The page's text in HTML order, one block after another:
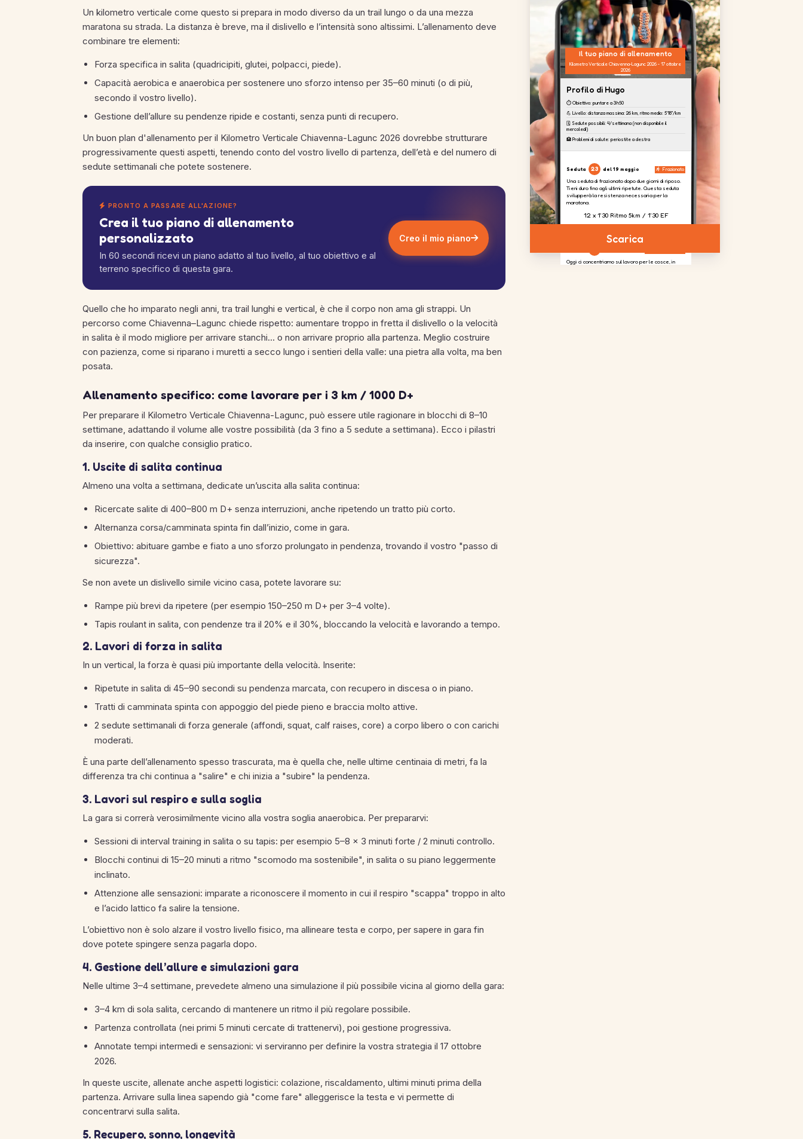
Un kilometro verticale come questo si prepara in modo diverso da un trail lungo o da una mezza
maratona su strada. La distanza è breve, ma il dislivello e l’intensità sono altissimi. L’allenamento deve
combinare tre elementi:
Forza specifica in salita (quadricipiti, glutei, polpacci, piede).
Capacità aerobica e anaerobica per sostenere uno sforzo intenso per 35–60 minuti (o di più,
secondo il vostro livello).
Gestione dell’allure su pendenze ripide e costanti, senza punti di recupero.
Un buon plan d'allenamento per il Kilometro Verticale Chiavenna-Lagunc 2026 dovrebbe strutturare
progressivamente questi aspetti, tenendo conto del vostro livello di partenza, dell’età e del numero di
sedute settimanali che potete sostenere.
PRONTO A PASSARE ALL'AZIONE?
Crea il tuo piano di allenamento
personalizzato
In 60 secondi ricevi un piano adatto al tuo livello, al tuo obiettivo e al
terreno specifico di questa gara.
Creo il mio piano
Quello che ho imparato negli anni, tra trail lunghi e vertical, è che il corpo non ama gli strappi. Un
percorso come Chiavenna–Lagunc chiede rispetto: aumentare troppo in fretta il dislivello o la velocità
in salita è il modo migliore per arrivare stanchi… o non arrivare proprio alla partenza. Meglio costruire
con pazienza, come si riparano i muretti a secco lungo i sentieri della valle: una pietra alla volta, ma ben
posata.
Allenamento specifico: come lavorare per i 3 km / 1000 D+
Per preparare il Kilometro Verticale Chiavenna-Lagunc, può essere utile ragionare in blocchi di 8–10
settimane, adattando il volume alle vostre possibilità (da 3 fino a 5 sedute a settimana). Ecco i pilastri
da inserire, con qualche consiglio pratico.
1. Uscite di salita continua
Almeno una volta a settimana, dedicate un’uscita alla salita continua:
Ricercate salite di 400–800 m D+ senza interruzioni, anche ripetendo un tratto più corto.
Alternanza corsa/camminata spinta fin dall’inizio, come in gara.
Obiettivo: abituare gambe e fiato a uno sforzo prolungato in pendenza, trovando il vostro "passo di
sicurezza".
Se non avete un dislivello simile vicino casa, potete lavorare su:
Rampe più brevi da ripetere (per esempio 150–250 m D+ per 3–4 volte).
Tapis roulant in salita, con pendenze tra il 20% e il 30%, bloccando la velocità e lavorando a tempo.
2. Lavori di forza in salita
In un vertical, la forza è quasi più importante della velocità. Inserite:
Ripetute in salita di 45–90 secondi su pendenza marcata, con recupero in discesa o in piano.
Tratti di camminata spinta con appoggio del piede pieno e braccia molto attive.
2 sedute settimanali di forza generale (affondi, squat, calf raises, core) a corpo libero o con carichi
moderati.
È una parte dell’allenamento spesso trascurata, ma è quella che, nelle ultime centinaia di metri, fa la
differenza tra chi continua a "salire" e chi inizia a "subire" la pendenza.
3. Lavori sul respiro e sulla soglia
La gara si correrà verosimilmente vicino alla vostra soglia anaerobica. Per prepararvi:
Sessioni di interval training in salita o su tapis: per esempio 5–8 × 3 minuti forte / 2 minuti controllo.
Blocchi continui di 15–20 minuti a ritmo "scomodo ma sostenibile", in salita o su piano leggermente
inclinato.
Attenzione alle sensazioni: imparate a riconoscere il momento in cui il respiro "scappa" troppo in alto
e l’acido lattico fa salire la tensione.
L’obiettivo non è solo alzare il vostro livello fisico, ma allineare testa e corpo, per sapere in gara fin
dove potete spingere senza pagarla dopo.
4. Gestione dell’allure e simulazioni gara
Nelle ultime 3–4 settimane, prevedete almeno una simulazione il più possibile vicina al giorno della gara:
3–4 km di sola salita, cercando di mantenere un ritmo il più regolare possibile.
Partenza controllata (nei primi 5 minuti cercate di trattenervi), poi gestione progressiva.
Annotate tempi intermedi e sensazioni: vi serviranno per definire la vostra strategia il 17 ottobre
2026.
In queste uscite, allenate anche aspetti logistici: colazione, riscaldamento, ultimi minuti prima della
partenza. Arrivare sulla linea sapendo già "come fare" alleggerisce la testa e vi permette di
concentrarvi sulla salita.
5. Recupero, sonno, longevità
Il tuo piano di allenamento
Kilometro Verticale Chiavenna-Lagunc 2026 - 17 ottobre
2026
Profilo di Hugo
⏱️ Obiettivo: puntare a 3h50
💪 Livello: distanza massima: 26 km, ritmo medio: 5'18''/km
🗓️ Sedute possibili: 4/settimana (non disponibile il
mercoledì)
🏥 Problemi di salute: periostite a destra
Seduta 23 del 19 maggio Frazionato
Una seduta di frazionato dopo due giorni di riposo.
Tieni duro fino agli ultimi ripetute. Questa seduta
svilupperà la resistenza necessaria per la
maratona.
12 x 1'30 Ritmo 5km / 1'30 EF
Oggi ci concentriamo sul lavoro per le cosce, in
Scarica